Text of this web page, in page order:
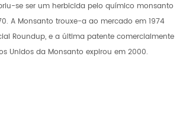
se ser um herbicida pelo químico monsanto
A Monsanto trouxe-a ao mercado em 1974
Roundup, e a última patente comercialmente
Unidos da Monsanto expirou em 2000.